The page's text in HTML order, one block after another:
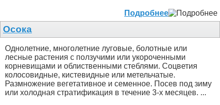
Подробнее
Осока
Однолетние, многолетние луговые, болотные или
лесные растения с ползучими или укороченными
корневищами и облиственными стеблями. Соцветия
колосовидные, кистевидные или метельчатые.
Размножение вегетативное и семенное. Посев под зиму
или холодная стратификация в течение 3-х месяцев. ...